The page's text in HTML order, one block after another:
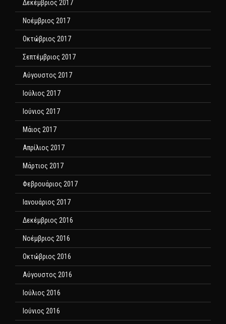
Δεκέμβριος 2017
Νοέμβριος 2017
Οκτώβριος 2017
Σεπτέμβριος 2017
Αύγουστος 2017
Ιούλιος 2017
Ιούνιος 2017
Μάιος 2017
Απρίλιος 2017
Μάρτιος 2017
Φεβρουάριος 2017
Ιανουάριος 2017
Δεκέμβριος 2016
Νοέμβριος 2016
Οκτώβριος 2016
Αύγουστος 2016
Ιούλιος 2016
Ιούνιος 2016